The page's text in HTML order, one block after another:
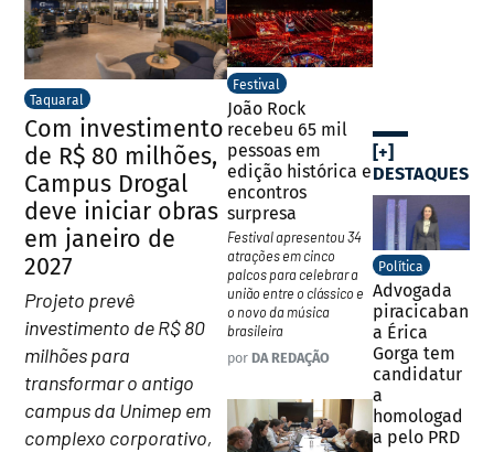
Taquaral
Com investimento
de R$ 80 milhões,
Campus Drogal
deve iniciar obras
em janeiro de
2027
Projeto prevê
investimento de R$ 80
milhões para
transformar o antigo
campus da Unimep em
complexo corporativo,
Festival
João Rock
recebeu 65 mil
pessoas em
edição histórica e
encontros
surpresa
Festival apresentou 34
atrações em cinco
palcos para celebrar a
união entre o clássico e
o novo da música
brasileira
por DA REDAÇÃO
[+]
DESTAQUES
Política
Advogada
piracicaban
a Érica
Gorga tem
candidatur
a
homologad
a pelo PRD